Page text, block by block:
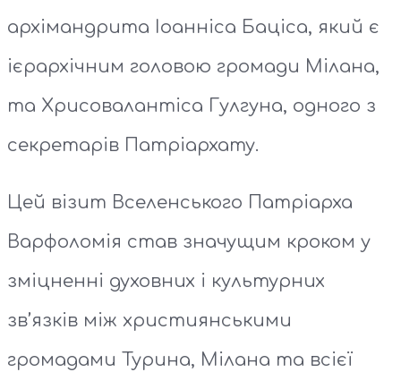
архімандрита Іоанніса Баціса, який є
ієрархічним головою громади Мілана,
та Хрисовалантіса Гулгуна, одного з
секретарів Патріархату.
Цей візит Вселенського Патріарха
Варфоломія став значущим кроком у
зміцненні духовних і культурних
зв’язків між християнськими
громадами Турина, Мілана та всієї